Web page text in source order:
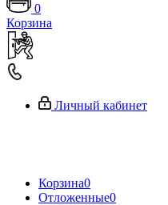
0
Корзина
Личный кабинет
Корзина0
Отложенные0